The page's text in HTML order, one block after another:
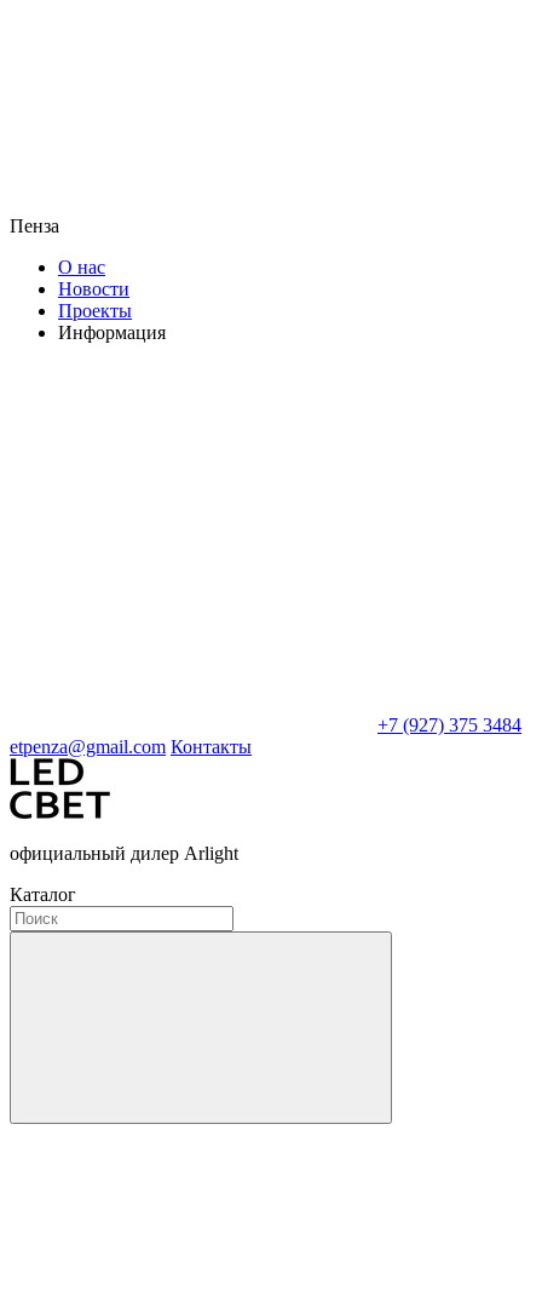
Пенза
О нас
Новости
Проекты
Информация
+7 (927) 375 3484
etpenza@gmail.com Контакты
официальный дилер Arlight
Каталог